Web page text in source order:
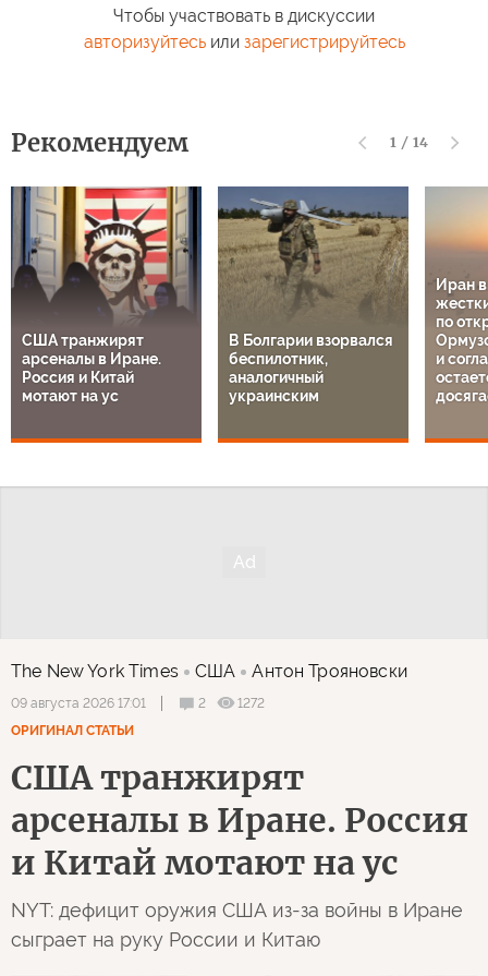
Чтобы участвовать в дискуссии
авторизуйтесьили зарегистрируйтесь
Рекомендуем 1 / 14
США транжирят
арсеналы в Иране.
Россия и Китай
мотают на ус
В Болгарии взорвался
беспилотник,
аналогичный
украинским
Иран
по
и
The New York Times США Антон Трояновски
09 августа 2026 17:01 2
1272
ОРИГИНАЛ СТАТЬИ
США транжирят
арсеналы в Иране. Россия
и Китай мотают на ус
NYT: дефицит оружия США из-за войны в Иране
сыграет на руку России и Китаю